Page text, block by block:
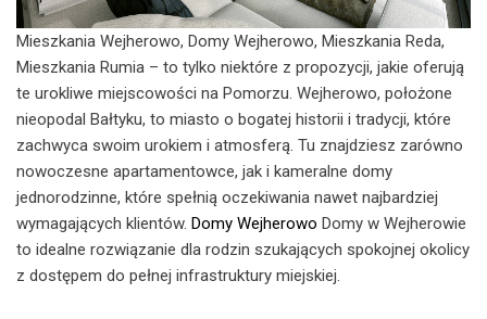
Mieszkania Wejherowo, Domy Wejherowo, Mieszkania Reda,
Mieszkania Rumia – to tylko niektóre z propozycji, jakie oferują
te urokliwe miejscowości na Pomorzu. Wejherowo, położone
nieopodal Bałtyku, to miasto o bogatej historii i tradycji, które
zachwyca swoim urokiem i atmosferą. Tu znajdziesz zarówno
nowoczesne apartamentowce, jak i kameralne domy
jednorodzinne, które spełnią oczekiwania nawet najbardziej
wymagających klientów. Domy Wejherowo Domy w Wejherowie
to idealne rozwiązanie dla rodzin szukających spokojnej okolicy
z dostępem do pełnej infrastruktury miejskiej.